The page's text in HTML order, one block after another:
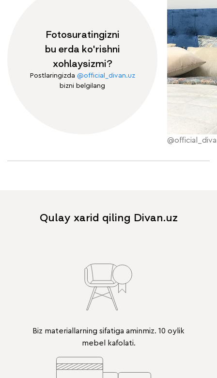
Fotosuratingizni
bu erda ko'rishni
xohlaysizmi?
Postlaringizda @official_divan.uz
bizni belgilang
Qulay xarid qiling Divan.uz
Biz materiallarning sifatiga aminmiz. 10 oylik
mebel kafolati.